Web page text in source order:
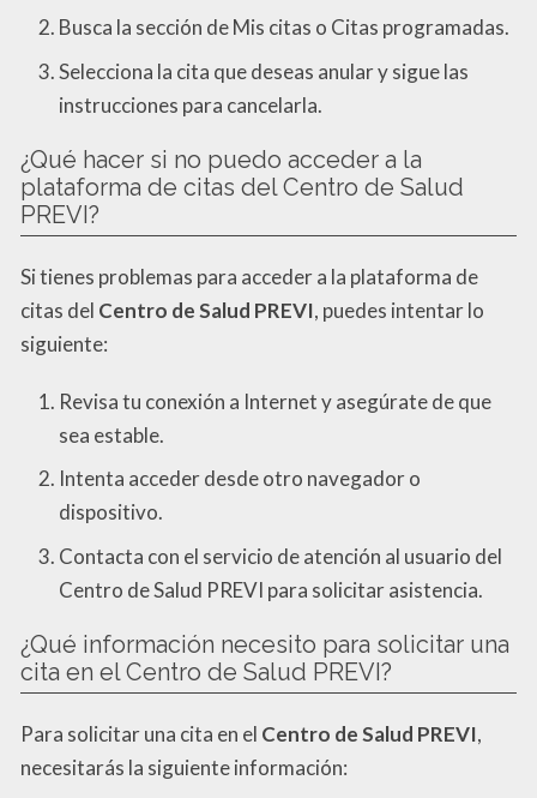
Busca la sección de Mis citas o Citas programadas.
Selecciona la cita que deseas anular y sigue las
instrucciones para cancelarla.
¿Qué hacer si no puedo acceder a la
plataforma de citas del Centro de Salud
PREVI?
Si tienes problemas para acceder a la plataforma de
citas del Centro de Salud PREVI, puedes intentar lo
siguiente:
Revisa tu conexión a Internet y asegúrate de que
sea estable.
Intenta acceder desde otro navegador o
dispositivo.
Contacta con el servicio de atención al usuario del
Centro de Salud PREVI para solicitar asistencia.
¿Qué información necesito para solicitar una
cita en el Centro de Salud PREVI?
Para solicitar una cita en el Centro de Salud PREVI,
necesitarás la siguiente información: